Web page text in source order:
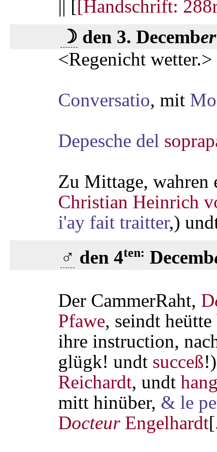
|| [[Handschrift:
☽ den 3. December
<Regenicht wetter.>
Conversatio, mit
Depesche del
Zu Mittage, wahren
Christian Heinrich
i'ay fait traitter,)
♂ den 4ten: Decemb
Der CammerRaht, D
Pfawe, seindt
ihre instruction,
glügk! undt succeß
Reichardt, undt
mitt hinüber, & le
DocteurEngelhardt